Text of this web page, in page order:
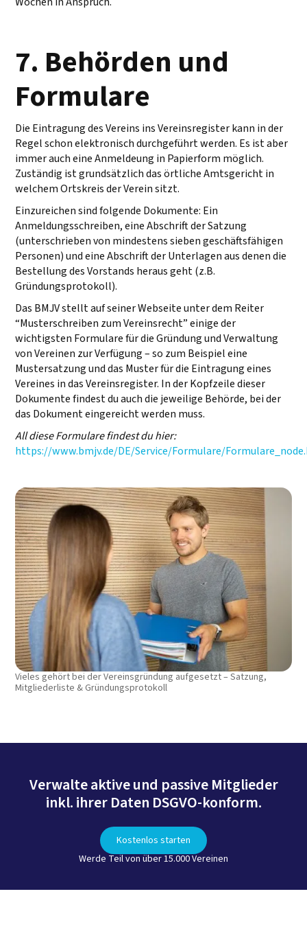
7. Behörden und
Formulare
Die Eintragung des Vereins ins Vereinsregister kann in der
Regel schon elektronisch durchgeführt werden. Es ist aber
immer auch eine Anmeldeung in Papierform möglich.
Zuständig ist grundsätzlich das örtliche Amtsgericht in
welchem Ortskreis der Verein sitzt.
Einzureichen sind folgende Dokumente: Ein
Anmeldungsschreiben, eine Abschrift der Satzung
(unterschrieben von mindestens sieben geschäftsfähigen
Personen) und eine Abschrift der Unterlagen aus denen die
Bestellung des Vorstands heraus geht (z.B.
Gründungsprotokoll).
Das BMJV stellt auf seiner Webseite unter dem Reiter
“Musterschreiben zum Vereinsrecht” einige der
wichtigsten Formulare für die Gründung und Verwaltung
von Vereinen zur Verfügung – so zum Beispiel eine
Mustersatzung und das Muster für die Eintragung eines
Vereines in das Vereinsregister. In der Kopfzeile dieser
Dokumente findest du auch die jeweilige Behörde, bei der
das Dokument eingereicht werden muss.
All diese Formulare findest du hier:
https://www.bmjv.de/DE/Service/Formulare/
Vieles gehört bei der Vereinsgründung aufgesetzt – Satzung,
Mitgliederliste & Gründungsprotokoll
Verwalte aktive und passive Mitglieder
inkl. ihrer Daten DSGVO-konform.
Kostenlos starten
Werde Teil von über 15.000 Vereinen